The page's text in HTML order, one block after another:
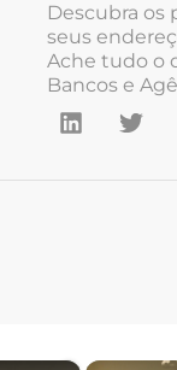
Descubra os
seus
Ache tudo o
Bancos e